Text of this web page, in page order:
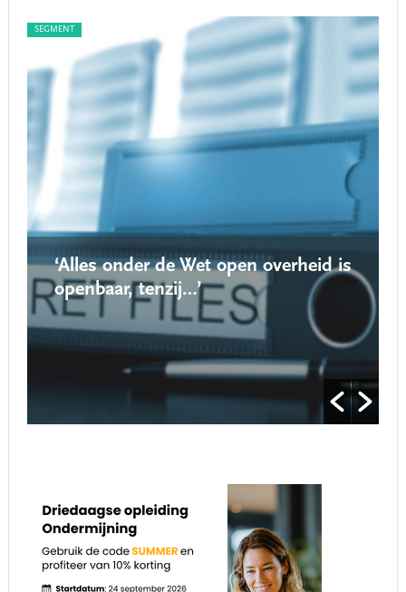
SEGMENT
‘Alles onder de Wet open overheid is
openbaar, tenzij…’